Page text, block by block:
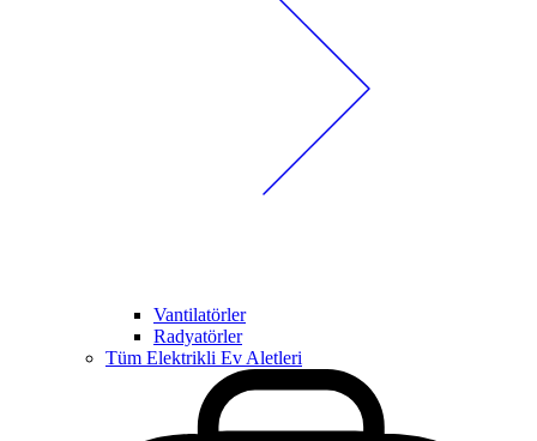
Vantilatörler
Radyatörler
Tüm Elektrikli Ev Aletleri